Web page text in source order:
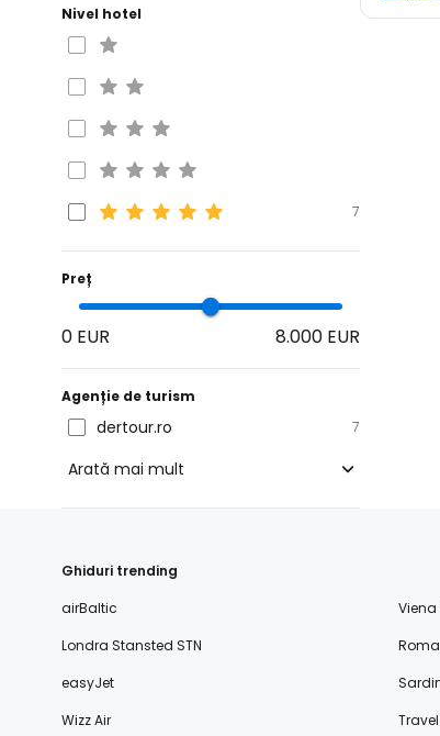
Nivel hotel
7
Preț
0 EUR 8.000 EUR
Agenție de turism
dertour.ro 7
Arată mai mult
eximtours.cz
tui.cz
Ghiduri trending
airBaltic
Viena
Londra Stansted STN
easyJet
Wizz Air